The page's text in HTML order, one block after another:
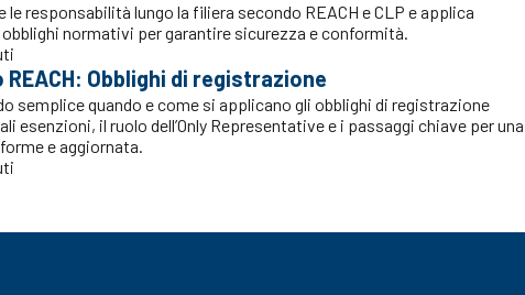
le responsabilità lungo la filiera secondo REACH e CLP e applica
normativi per garantire sicurezza e conformità.
Obblighi di registrazione
semplice quando e come si applicano gli obblighi di registrazione
esenzioni, il ruolo dell’Only Representative e i passaggi chiave per una
e aggiornata.